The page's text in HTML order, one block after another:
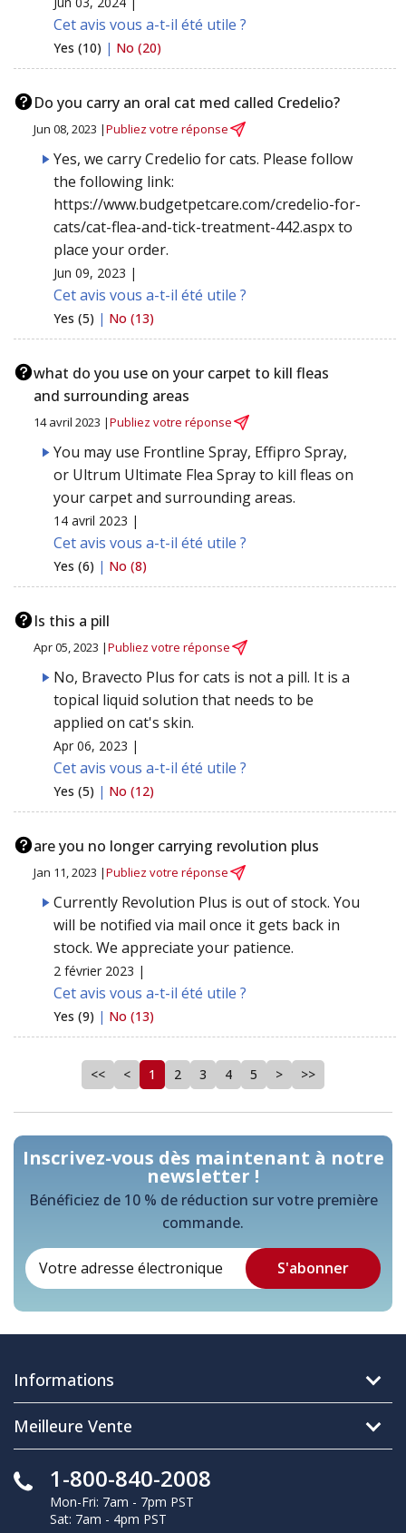
Cet avis vous a-t-il été utile ?
Yes (10) | No (20)
Do you carry an oral cat med called Credelio?
Jun 08, 2023 |Publiez votre réponse
Yes, we carry Credelio for cats. Please follow
the following link:
https://www.budgetpetcare.com/credelio-for-
cats/cat-flea-and-tick-treatment-442.aspx to
place your order.
Jun 09, 2023 |
Cet avis vous a-t-il été utile ?
Yes (5) | No (13)
what do you use on your carpet to kill fleas
and surrounding areas
14 avril 2023 |Publiez votre réponse
You may use Frontline Spray, Effipro Spray,
or Ultrum Ultimate Flea Spray to kill fleas on
your carpet and surrounding areas.
14 avril 2023 |
Cet avis vous a-t-il été utile ?
Yes (6) | No (8)
Is this a pill
Apr 05, 2023 |Publiez votre réponse
No, Bravecto Plus for cats is not a pill. It is a
topical liquid solution that needs to be
applied on cat's skin.
Apr 06, 2023 |
Cet avis vous a-t-il été utile ?
Yes (5) | No (12)
are you no longer carrying revolution plus
Jan 11, 2023 |Publiez votre réponse
Currently Revolution Plus is out of stock. You
will be notified via mail once it gets back in
stock. We appreciate your patience.
2 février 2023 |
Cet avis vous a-t-il été utile ?
Yes (9) | No (13)
<< < 1 2 3 4 5 > >>
Inscrivez-vous dès maintenant à notre
newsletter !
Bénéficiez de 10 % de réduction sur votre première
commande.
Informations
Meilleure Vente
1-800-840-2008
Mon-Fri: 7am - 7pm PST
Sat: 7am - 4pm PST